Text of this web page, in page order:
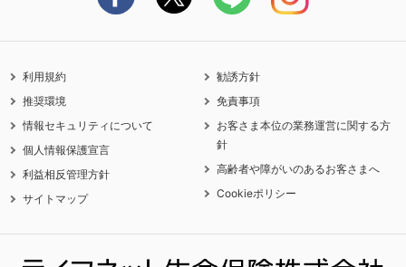
利用規約
推奨環境
情報セキュリティについて
個人情報保護宣言
利益相反管理方針
サイトマップ
勧誘方針
免責事項
お客さま本位の業務運営に関する方
針
高齢者や障がいのあるお客さまへ
Cookieポリシー